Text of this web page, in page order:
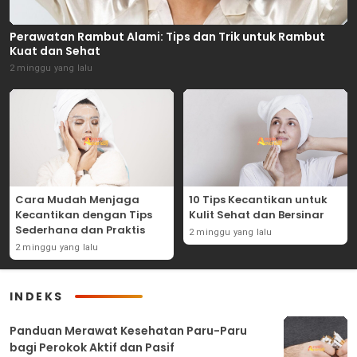
Perawatan Rambut Alami: Tips dan Trik untuk Rambut
Kuat dan Sehat
2 minggu yang lalu
Cara Mudah Menjaga
Kecantikan dengan Tips
Sederhana dan Praktis
2 minggu yang lalu
10 Tips Kecantikan untuk
Kulit Sehat dan Bersinar
2 minggu yang lalu
INDEKS
Panduan Merawat Kesehatan Paru-Paru
bagi Perokok Aktif dan Pasif